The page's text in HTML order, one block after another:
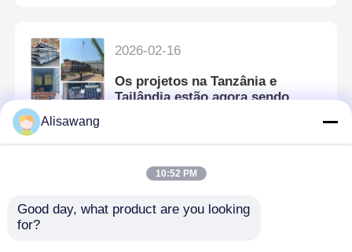
2026-02-16
Os projetos na Tanzânia e
Tailândia estão agora sendo
2026-01-12
Por que as Estruturas de Aço
são tão Populares?
Alisawang
10:52 PM
Good day, what product are you looking
for?